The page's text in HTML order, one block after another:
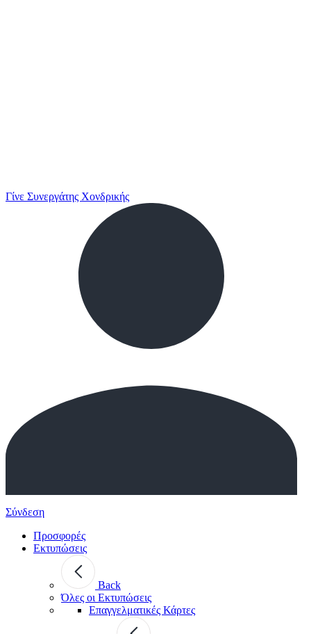
Γίνε Συνεργάτης Χονδρικής
Σύνδεση
Προσφορές
Εκτυπώσεις
Back
Όλες οι Εκτυπώσεις
Επαγγελματικές Κάρτες